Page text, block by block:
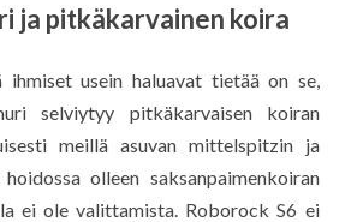
ja pitkäkarvainen koira
ihmiset usein haluavat tietää on se,
selviytyy pitkäkarvaisen koiran
meillä asuvan mittelspitzin ja
olleen saksanpaimenkoiran
ei ole valittamista. Roborock S6 ei